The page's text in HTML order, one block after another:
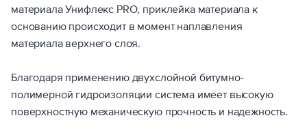
материала Унифлекс PRO, приклейка материала к
основанию происходит в момент наплавления
материала верхнего слоя.
Благодаря применению двухслойной битумно-
полимерной гидроизоляции система имеет высокую
поверхностную механическую прочность и надежность.